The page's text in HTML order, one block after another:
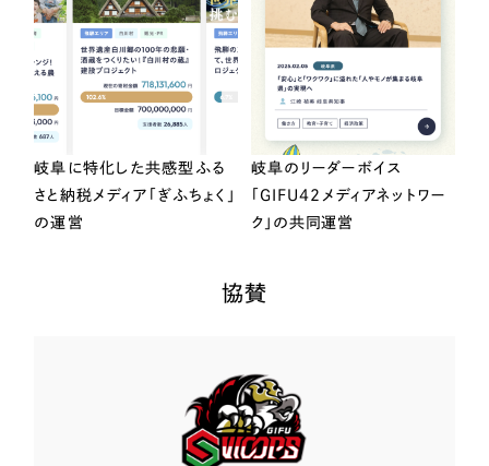
岐阜に特化した共感型ふる
さと納税メディア「ぎふちょく」
の運営
岐阜のリーダーボイス
「GIFU42メディアネットワー
ク」の共同運営
協賛